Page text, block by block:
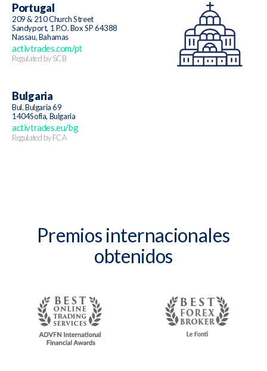
Portugal
209 & 210 Church Street
Sandyport, 1 P.O. Box SP 64388
Nassau, Bahamas
activtrades.com/pt
Regulated by SCB
Bulgaria
Bul. Bulgaria 69
1404Sofia, Bulgaria
activtrades.eu/bg
Regulated by FCA
Premios internacionales
obtenidos